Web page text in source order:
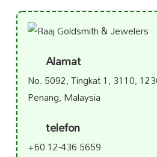
Alamat
No. 5092, Tingkat 1, 3110,
Penang, Malaysia
telefon
+60 12-436 5659